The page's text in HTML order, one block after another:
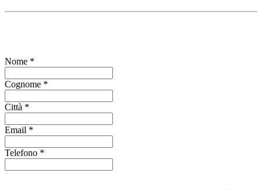
Nome *
Cognome *
Città *
Email *
Telefono *